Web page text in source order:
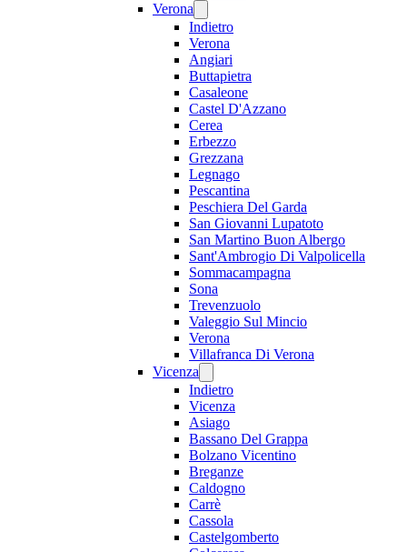
Verona
Indietro
Verona
Angiari
Buttapietra
Casaleone
Castel D'Azzano
Cerea
Erbezzo
Grezzana
Legnago
Pescantina
Peschiera Del Garda
San Giovanni Lupatoto
San Martino Buon Albergo
Sant'Ambrogio Di Valpolicella
Sommacampagna
Sona
Trevenzuolo
Valeggio Sul Mincio
Verona
Villafranca Di Verona
Vicenza
Indietro
Vicenza
Asiago
Bassano Del Grappa
Bolzano Vicentino
Breganze
Caldogno
Carrè
Cassola
Castelgomberto